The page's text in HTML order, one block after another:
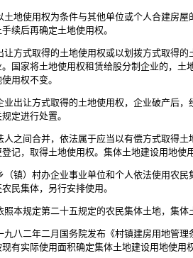
使用权为条件与其他单位或个人合建房屋
续后再确定土地使用权。
式取得的土地使用权或以划拨方式取得的
国家将土地使用权租赁给股分制企业的，
用权不变。
让方式取得的土地使用权，企业破产后，
定进行处置。
间合并，依法属于应当以有偿方式取得土
记，取得土地使用权。集体土地建设用地使
）村办企业事业单位和个人依法使用农民
民集体，另行安排使用。
规定第二十五规定的农民集体土地，集体
二年二月国务院发布《村镇建房用地管理
有实际使用面积确定集体土地建设用地使用权